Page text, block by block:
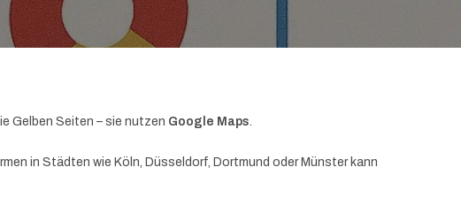
Gelben Seiten – sie nutzen Google Maps.
in Städten wie Köln, Düsseldorf, Dortmund oder Münster kann